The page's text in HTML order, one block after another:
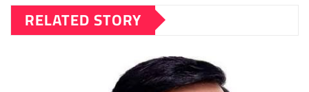
RELATED STORY